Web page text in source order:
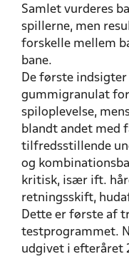
Samlet vurderes
spillerne, men
forskelle mellem
bane.
De første
gummigranulat
spiloplevelse,
blandt andet med
tilfredsstillende
og
kritisk, især ift.
retningsskift,
Dette er første af
testprogrammet.
udgivet i efteråret